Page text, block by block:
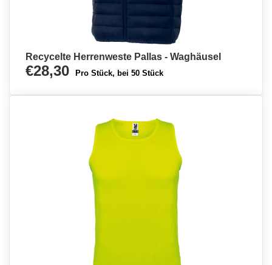
Recycelte Herrenweste Pallas - Waghäusel
€28,30 Pro Stück, bei 50 Stück